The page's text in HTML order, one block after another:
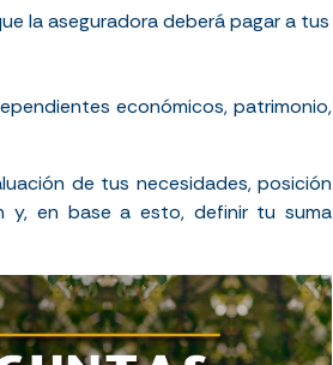
la aseguradora deberá pagar a tus
económicos, patrimonio,
de tus necesidades, posición
y, en base a esto, definir tu suma